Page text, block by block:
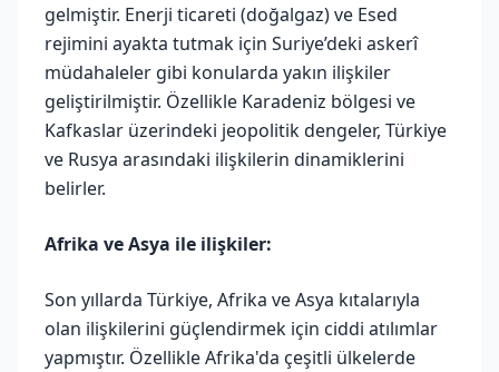
gelmiştir. Enerji ticareti (doğalgaz) ve Esed
rejimini ayakta tutmak için Suriye’deki askerî
müdahaleler gibi konularda yakın ilişkiler
geliştirilmiştir. Özellikle Karadeniz bölgesi ve
Kafkaslar üzerindeki jeopolitik dengeler, Türkiye
ve Rusya arasındaki ilişkilerin dinamiklerini
belirler.
Afrika ve Asya ile ilişkiler:
Son yıllarda Türkiye, Afrika ve Asya kıtalarıyla
olan ilişkilerini güçlendirmek için ciddi atılımlar
yapmıştır. Özellikle Afrika'da çeşitli ülkelerde